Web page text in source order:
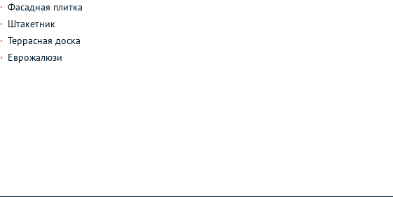
Фасадная плитка
Штакетник
Террасная доска
Еврожалюзи